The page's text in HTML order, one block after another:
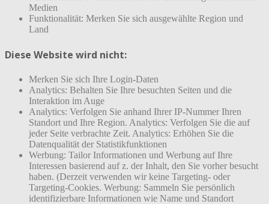
Medien
Funktionalität: Merken Sie sich ausgewählte Region und
Land
Diese Website wird nicht:
Merken Sie sich Ihre Login-Daten
Analytics: Behalten Sie Ihre besuchten Seiten und die
Interaktion im Auge
Analytics: Verfolgen Sie anhand Ihrer IP-Nummer Ihren
Standort und Ihre Region. Analytics: Verfolgen Sie die auf
jeder Seite verbrachte Zeit. Analytics: Erhöhen Sie die
Datenqualität der Statistikfunktionen
Werbung: Tailor Informationen und Werbung auf Ihre
Interessen basierend auf z. der Inhalt, den Sie vorher besucht
haben. (Derzeit verwenden wir keine Targeting- oder
Targeting-Cookies. Werbung: Sammeln Sie persönlich
identifizierbare Informationen wie Name und Standort